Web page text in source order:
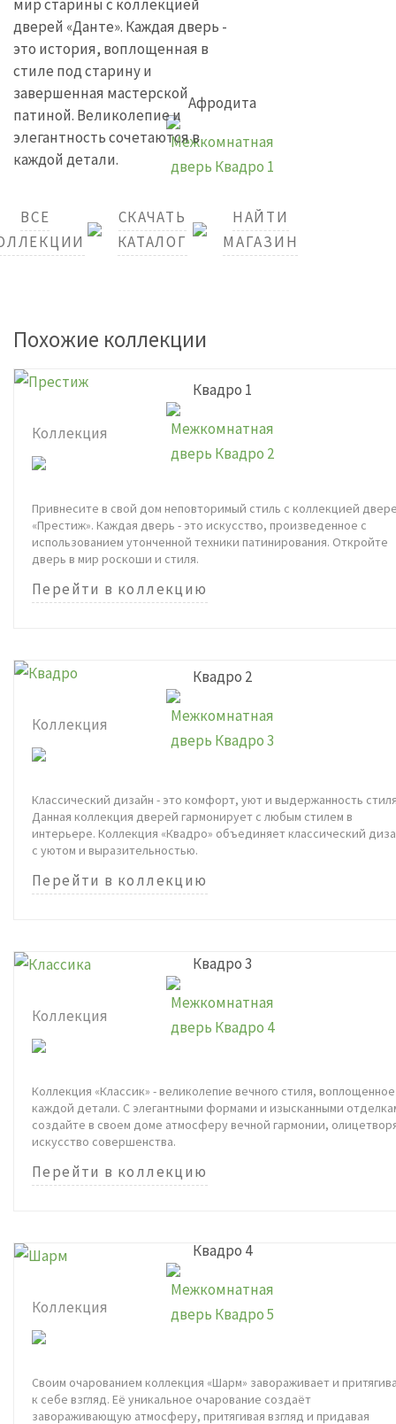
Афродита
Квадро 1
Квадро 2
Квадро 3
Квадро 4
мир старины с коллекцией
дверей «Данте». Каждая дверь -
это история, воплощенная в
стиле под старину и
завершенная мастерской
патиной. Великолепие и
элегантность сочетаются в
каждой детали.
ВСЕ
СКАЧАТЬ
КАТАЛОГ
НАЙТИ
МАГАЗИН
Похожие коллекции
Коллекция
Привнесите в свой дом неповторимый стиль с коллекцией
«Престиж». Каждая дверь - это искусство, произведенное с
использованием утонченной техники патинирования. Откройте
дверь в мир роскоши и стиля.
Перейти в коллекцию
Коллекция
Классический дизайн - это комфорт, уют и выдержанность
Данная коллекция дверей гармонирует с любым стилем в
интерьере. Коллекция «Квадро» объединяет классический
с уютом и выразительностью.
Перейти в коллекцию
Коллекция
Коллекция «Классик» - великолепие вечного стиля,
каждой детали. С элегантными формами и изысканными
создайте в своем доме атмосферу вечной гармонии,
искусство совершенства.
Перейти в коллекцию
Коллекция
Своим очарованием коллекция «Шарм» завораживает и
к себе взгляд. Её уникальное очарование создаёт
завораживающую атмосферу, притягивая взгляд и придавая